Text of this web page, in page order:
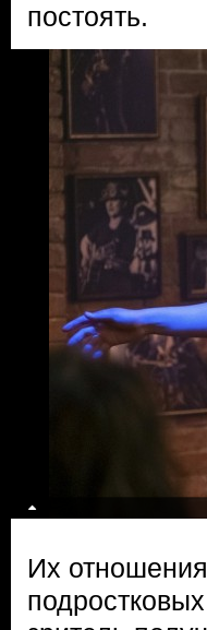
постоять.
Их